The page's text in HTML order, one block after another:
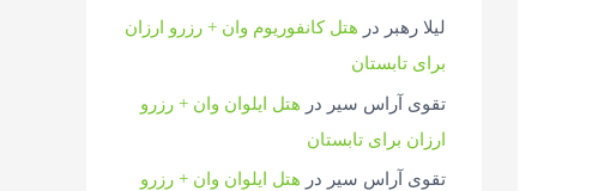
لیلا رهبر در هتل کانفوریوم وان + رزرو ارزان
برای تابستان
تقوی آراس سیر در هتل ایلوان وان + رزرو
ارزان برای تابستان
تقوی آراس سیر در هتل ایلوان وان + رزرو